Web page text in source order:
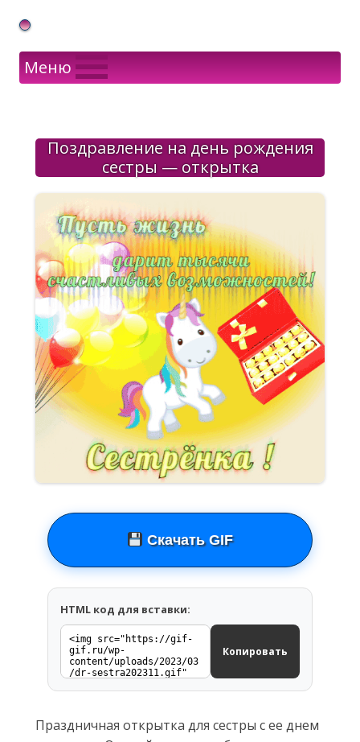
Gif Открытки в подарок
Меню
Поздравление на день рождения
сестры — открытка
Скачать GIF
HTML код для вставки:
Копировать
Праздничная открытка для сестры с ее днем